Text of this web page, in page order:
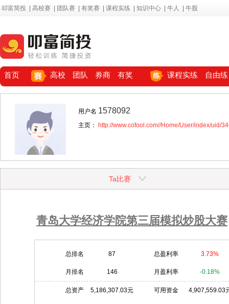
叩富简投 高校赛 团队赛 有奖赛 课程实练 知识中心 牛人 牛股
首页 高校 团队 券商 有奖 课程实练 自由练
用户名 1578092
主页： http://www.cofool.com//Home/User/index/uid/
Ta比赛
青岛大学经济学院第三届模拟炒股大赛
总排名 87 总盈利率 3.73%
月排名 146 月盈利率 -0.18%
总资产 5,186,307.03元 可用资金 4,907,559.03